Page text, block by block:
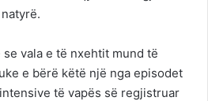
vala e të nxehtit mund të
e bërë këtë një nga episodet
të vapës së regjistruar